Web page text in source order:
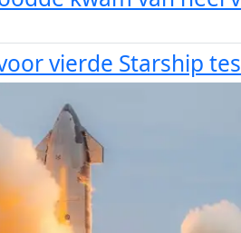
vierde Starship